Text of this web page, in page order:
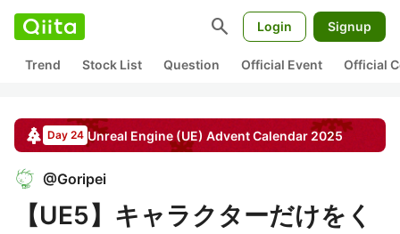
search Login Signup
Trend Stock List Question Official Event Official
Day 24 Unreal Engine (UE) Advent Calendar2025
@Goripei
【UE5】キャラクターだけをく